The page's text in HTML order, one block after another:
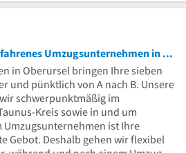
Ihr zuverlässiges und erfahrenes Umzugsunternehmen in Oberursel
in Oberursel bringen Ihre sieben
und pünktlich von A nach B. Unsere
schwerpunktmäßig im
Kreis sowie in und um
Umzugsunternehmen ist Ihre
Gebot. Deshalb gehen wir flexibel